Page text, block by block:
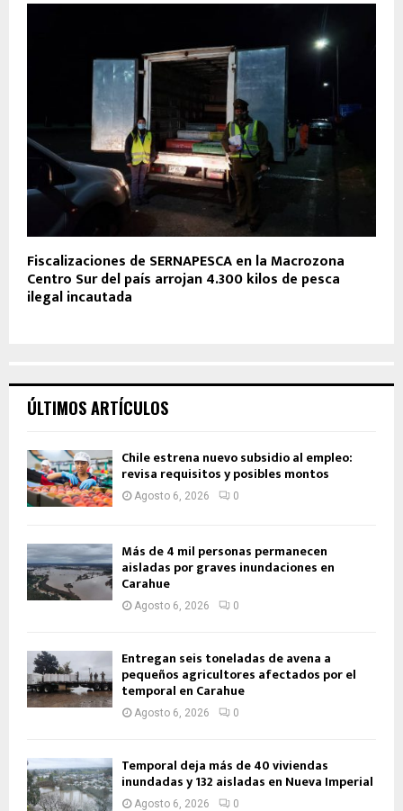
Fiscalizaciones de SERNAPESCA en la Macrozona
Centro Sur del país arrojan 4.300 kilos de pesca
ilegal incautada
ÚLTIMOS ARTÍCULOS
Chile estrena nuevo subsidio al empleo:
revisa requisitos y posibles montos
Agosto 6, 2026 0
Más de 4 mil personas permanecen
aisladas por graves inundaciones en
Carahue
Agosto 6, 2026 0
Entregan seis toneladas de avena a
pequeños agricultores afectados por el
temporal en Carahue
Agosto 6, 2026 0
Temporal deja más de 40 viviendas
inundadas y 132 aisladas en Nueva Imperial
Agosto 6, 2026 0